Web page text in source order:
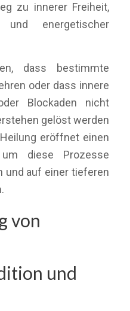
zu innerer Freiheit,
und energetischer
dass bestimmte
oder dass innere
Blockaden nicht
gelöst werden
eröffnet einen
um diese Prozesse
und auf einer tieferen
von
und